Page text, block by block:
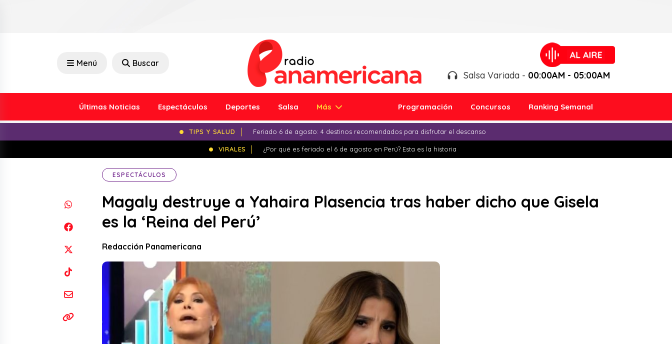
Menú Buscar
Salsa Variada - 00:00AM - 05:00AM
Últimas Noticias Espectáculos Deportes Salsa Más Programación Concursos Ranking Semanal
TIPS Y SALUD Feriado 6 de agosto: 4 destinos recomendados para disfrutar el descanso
VIRALES ¿Por qué es feriado el 6 de agosto en Perú? Esta es la historia
ESPECTÁCULOS
Magaly destruye a Yahaira Plasencia tras haber dicho que Gisela
es la ‘Reina del Perú’
Redacción Panamericana